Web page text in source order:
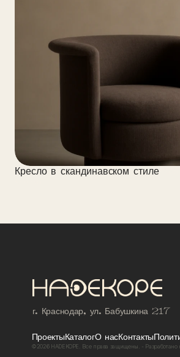
Кресло в скандинавском стиле/
г. Краснодар, ул. Бабушкина 217
ПроектыКаталогО насКонтакты
©2026 HADEKOPE. Все права защищены. - Разработано